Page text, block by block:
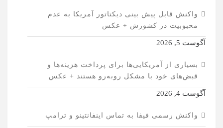
واکنش قابل پیش بینی دیکتاتور آمریکا به عدم
محبوبیت در کشورش + عکس
آگوست 5, 2026
بسیاری از آمریکایی‌ها برای پرداخت هزینه‌ها و
قبض‌های خود با مشکل روبه‌رو هستند + عکس
آگوست 4, 2026
واکنش رسمی فیفا به تماس اینفانتینو و ترامپ